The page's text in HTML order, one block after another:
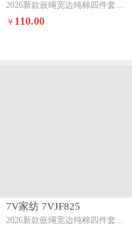
2026新款嵌绳宽边纯棉四件套13376全棉小清新喷气宽幅长绒棉被套床单床笠套件薄荷曼花
￥ 110.00
7V家纺 7VJF825
2026新款嵌绳宽边纯棉四件套13376全棉小清新喷气宽幅长绒棉被套床单床笠套件花开满满